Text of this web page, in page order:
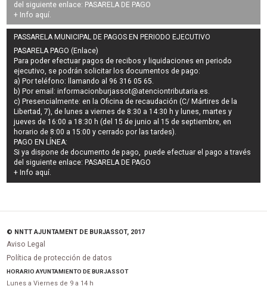
del siguiente enlace: PASARELA DE PAGO
+ Info aquí.
PASSARELA MUNICIPAL DE PAGOS EN PERIODO EJECUTIVO
PASARELA PAGO (Enlace)
Para poder efectuar pagos derecibos y liquidaciones en periodo
ejecutivo, se podrán solicitar los documentos de pago:
a) Por teléfono: llamando al 96 316 05 65.
b) Por email:informacionburjassot@atenciontributaria.es.
c) Presencialmente: en la Oficina de recaudación (C/ Mártires de la
Libertad, 7), de lunes a viernes de 8:30 a 14:30 h y lunes, martes y
jueves de 16:00 a 18:30 h (del 15 de junio al 15 de septiembre, en
horario de 8:00 a 15:00 y cerrado por las tardes).
PAGO EN LÍNEA:
Si ya dispone de documento de pago, puede efectuar el pago a través
del siguiente enlace: PASARELA DE PAGO
+ Info aquí.
© NNTT AJUNTAMENT DE BURJASSOT, 2017
Aviso Legal
Política de protección de datos
HORARIO AYUNTAMIENTO DE BURJASSOT
Lunes a Viernes de 9 a 14 h